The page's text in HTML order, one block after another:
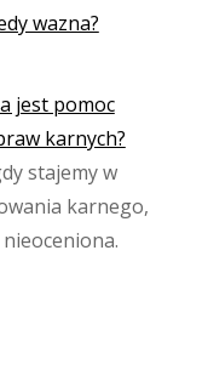
wazna?
jest pomoc
karnych?
stajemy w
karnego,